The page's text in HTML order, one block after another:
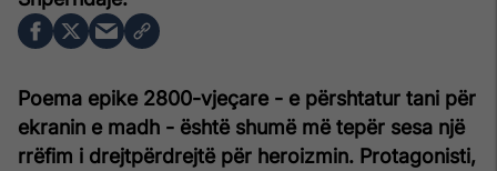
Poema epike 2800-vjeçare - e përshtatur tani për
ekranin e madh - është shumë më tepër sesa një
rrëfim i drejtpërdrejtë për heroizmin. Protagonisti,